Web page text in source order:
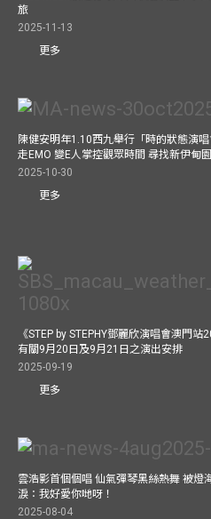
旅
2025-11-13
更多
陳健安明年1.10西九舉行「時的狀態演
走EMO 變E人掌控觀眾時間 尋找新伊甸園
2025-10-30
更多
《STEP by STEPHY鄧麗欣演唱會澳門站
有關9月20日及9月21日之演出安排
2025-09-19
更多
雲浩影首個個唱 仙氣彈琴黑絲熱舞 被燈
淚：我好愛你哋呀！
2025-08-04